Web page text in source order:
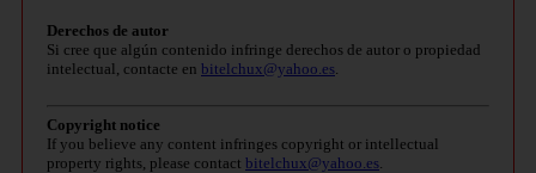
Derechos de autor
Si cree que algún contenido infringe derechos de autor o propiedad
intelectual, contacte en bitelchux@yahoo.es
Copyright notice
If you believe any content infringes copyright or intellectual
property rights, please contact bitelchux@yahoo.es